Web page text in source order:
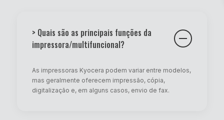
> Quais são as principais funções da
impressora/multifuncional?
As impressoras Kyocera podem variar entre modelos,
mas geralmente oferecem impressão, cópia,
digitalização e, em alguns casos, envio de fax.